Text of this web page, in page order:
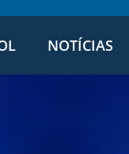
NOTÍCIAS